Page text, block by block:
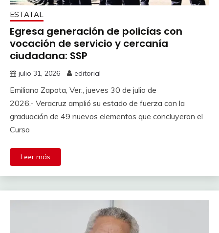
ESTATAL
Egresa generación de policías con
vocación de servicio y cercanía
ciudadana: SSP
julio 31, 2026 editorial
Emiliano Zapata, Ver., jueves 30 de julio de
2026.- Veracruz amplió su estado de fuerza con la
graduación de 49 nuevos elementos que concluyeron el
Curso
Leer más